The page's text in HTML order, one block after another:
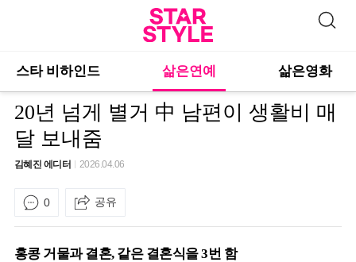
스타 비하인드 삶은연예 삶은영화
20년 넘게 별거 中 남편이 생활비 매
달 보내줌
김혜진 에디터 2026.04.06
0 공유
홍콩 거물과 결혼, 같은 결혼식을 3번 함